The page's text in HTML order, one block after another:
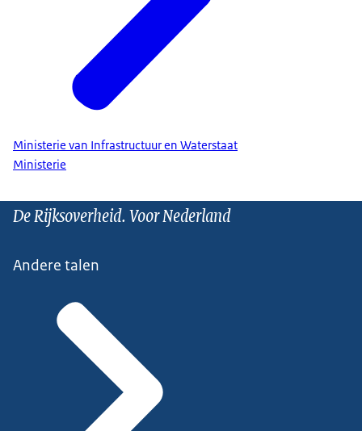
Ministerie van Infrastructuur en Waterstaat
Ministerie
De Rijksoverheid. Voor Nederland
Andere talen